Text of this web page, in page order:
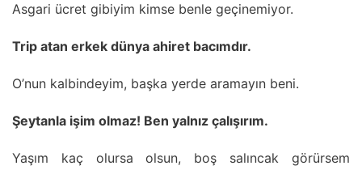
Asgari ücret gibiyim kimse benle geçinemiyor.
Trip atan erkek dünya ahiret bacımdır.
O’nun kalbindeyim, başka yerde aramayın beni.
Şeytanla işim olmaz! Ben yalnız çalışırım.
Yaşım kaç olursa olsun, boş salıncak görürsem